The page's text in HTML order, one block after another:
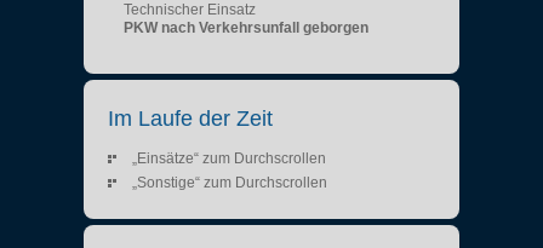
Technischer Einsatz
PKW nach Verkehrsunfall geborgen
Im Laufe der Zeit
„Einsätze“ zum Durchscrollen
„Sonstige“ zum Durchscrollen